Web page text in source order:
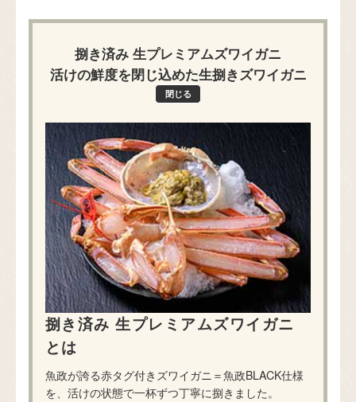
捌き済み 生プレミアムズワイガニ
活けの鮮度を閉じ込めた生捌きズワイガニ
捌き済み 生プレミアムズワイガニ
とは
魚政が誇る赤タグ付きズワイガニ＝魚政BLACK仕様
を、活けの状態で一杯ずつ丁寧に捌きました。